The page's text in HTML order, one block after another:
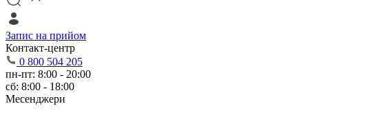
Запис на прийом
Контакт-центр
0 800 504 205
пн-пт: 8:00 - 20:00
сб: 8:00 - 18:00
Месенджери